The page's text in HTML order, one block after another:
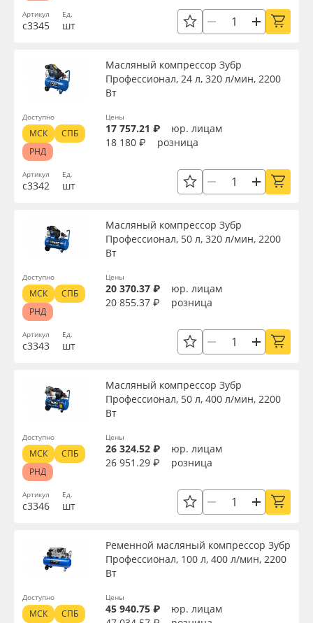
Артикул
с3345
Ед.
шт
Артикул
с3342
Масляный компрессор Зубр
Профессионал, 24 л, 320 л/мин, 2200
Вт
Ед.
шт
Цены
17 757.21 ₽
юр. лицам
18 180 ₽
розница
Доступно
МСК
СПБ
РНД
Артикул
с3343
Масляный компрессор Зубр
Профессионал, 50 л, 320 л/мин, 2200
Вт
Ед.
шт
Цены
20 370.37 ₽
юр. лицам
20 855.37 ₽
розница
Доступно
МСК
СПБ
РНД
Артикул
с3346
Масляный компрессор Зубр
Профессионал, 50 л, 400 л/мин, 2200
Вт
Ед.
шт
Цены
26 324.52 ₽
юр. лицам
26 951.29 ₽
розница
Доступно
МСК
СПБ
РНД
Ременной масляный компрессор Зубр
Профессионал, 100 л, 400 л/мин, 2200
Вт
Цены
45 940.75 ₽
юр. лицам
Доступно
МСК СПБ